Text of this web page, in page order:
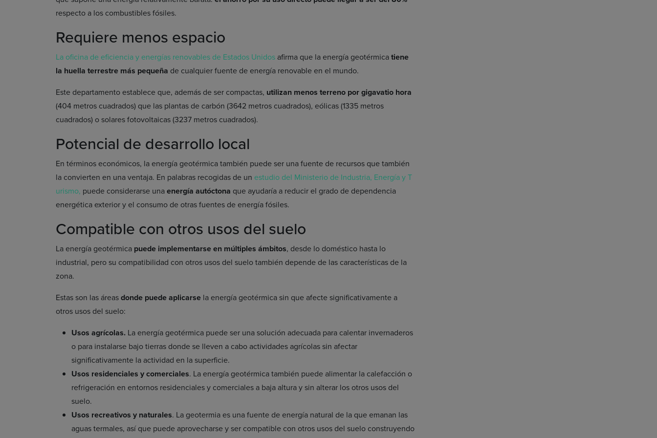
respecto a los combustibles fósiles.
Requiere menos espacio
La oficina de eficiencia y energías renovables de Estados Unidos afirma que la energía geotérmicatiene
la huella terrestre más pequeña de cualquier fuente de energía renovable en el mundo.
Este departamento establece que, además de ser compactas, utilizan menos terreno por gigavatio hora
(404 metros cuadrados) que las plantas de carbón (3642 metros cuadrados), eólicas (1335 metros
cuadrados) o solares fotovoltaicas (3237 metros cuadrados).
Potencial de desarrollo local
En términos económicos, la energía geotérmica también puede ser una fuente de recursos que también
la convierten en una ventaja. En palabras recogidas de un estudio del Ministerio de Industria, Energía y T
urismo, puede considerarse unaenergía autóctona que ayudaría a reducir el grado de dependencia
energética exterior y el consumo de otras fuentes de energía fósiles.
Compatible con otros usos del suelo
La energía geotérmica puede implementarse en múltiples ámbitos, desde lo doméstico hasta lo
industrial, pero su compatibilidad con otros usos del suelo también depende de las características de la
zona.
Estas son las áreasdonde puede aplicarse la energía geotérmica sin que afecte significativamente a
otros usos del suelo:
Usos agrícolas. La energía geotérmica puede ser una solución adecuada para calentar invernaderos
o para instalarse bajo tierras donde se lleven a cabo actividades agrícolas sin afectar
significativamente la actividad en la superficie.
Usos residenciales y comerciales. La energía geotérmica también puede alimentar la calefacción o
refrigeración en entornos residenciales y comerciales a baja altura y sin alterar los otros usos del
suelo.
Usos recreativos y naturales. La geotermia es una fuente de energía natural de la que emanan las
aguas termales, así que puede aprovecharse y ser compatible con otros usos del suelo construyendo